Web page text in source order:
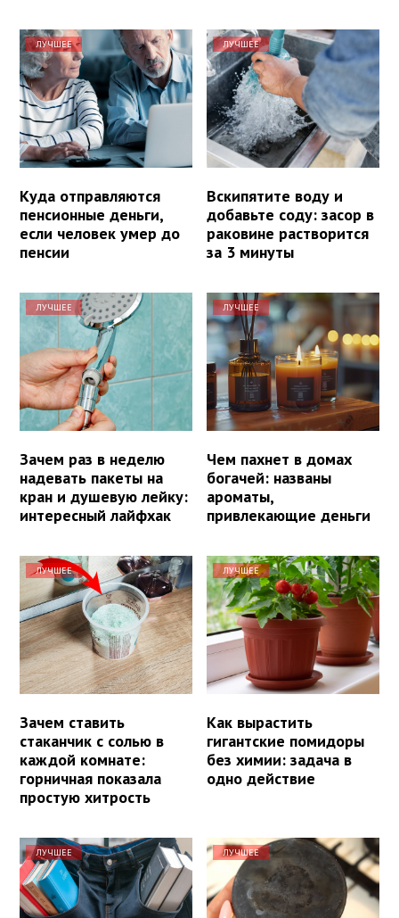
ЛУЧШЕЕ
Куда отправляются
пенсионные деньги,
если человек умер до
пенсии
ЛУЧШЕЕ
Вскипятите воду и
добавьте соду: засор в
раковине растворится
за 3 минуты
ЛУЧШЕЕ
Зачем раз в неделю
надевать пакеты на
кран и душевую лейку:
интересный лайфхак
ЛУЧШЕЕ
Чем пахнет в домах
богачей: названы
ароматы,
привлекающие деньги
ЛУЧШЕЕ
Зачем ставить
стаканчик с солью в
каждой комнате:
горничная показала
простую хитрость
ЛУЧШЕЕ
Как вырастить
гигантские помидоры
без химии: задача в
одно действие
ЛУЧШЕЕ ЛУЧШЕЕ